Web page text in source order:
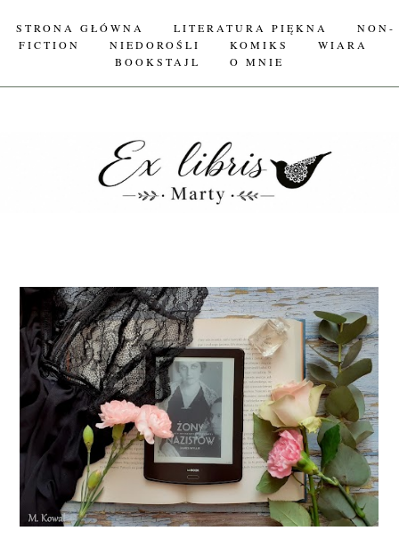
STRONA GŁÓWNA LITERATURA PIĘKNA
NON-
FICTION
NIEDOROŚLI KOMIKS
WIARA
BOOKSTAJL
O MNIE